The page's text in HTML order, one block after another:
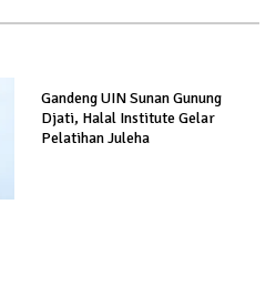
Gandeng UIN Sunan Gunung
Djati, Halal Institute Gelar
Pelatihan Juleha